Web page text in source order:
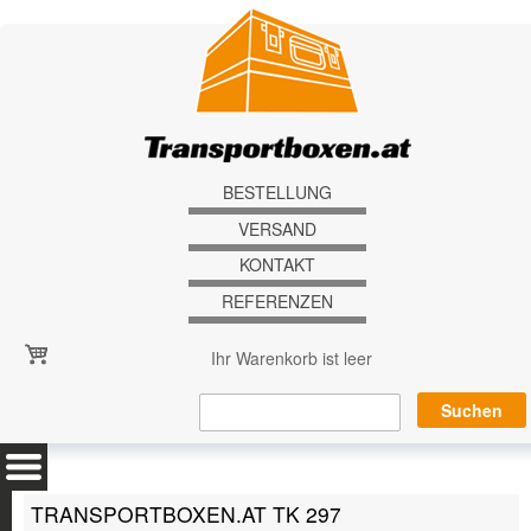
BESTELLUNG
VERSAND
KONTAKT
REFERENZEN
Ihr Warenkorb ist leer
TRANSPORTBOXEN.AT TK 297